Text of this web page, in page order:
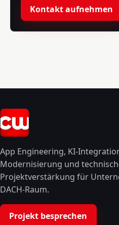
Kontakt aufnehmen
App Engineering, KI-
Modernisierung und
Projektverstärkung für
DACH-Raum.
Projekt besprechen